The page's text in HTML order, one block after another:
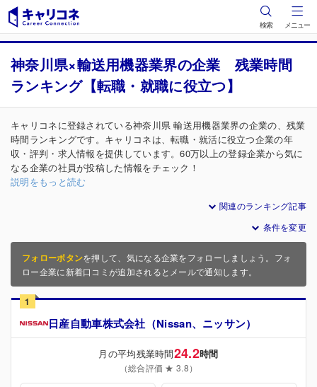
検索 メニュー
神奈川県×輸送用機器業界の企業 残業時間
ランキング【転職・就職に役立つ】
キャリコネに登録されている神奈川県 輸送用機器業界の企業の、残業
時間ランキングです。キャリコネは、転職・就活に役立つ企業の年
収・評判・求人情報を提供しています。60万以上の登録企業から気に
なる企業の社員が投稿した情報をチェック！
説明をもっと読む
関連のランキング記事
条件を変更
フォローボタンを押して、気になる企業をフォローしましょう。フォ
ロー企業に新着口コミが追加されるとメールで通知します。
1
日産自動車株式会社（Nissan、ニッサン）
月の平均残業時間24.2時間
（総合評価 ★ 3.8）